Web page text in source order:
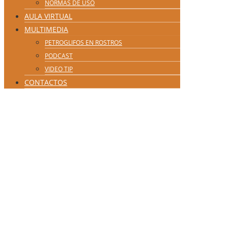
NORMAS DE USO
AULA VIRTUAL
MULTIMEDIA
PETROGLIFOS EN ROSTROS
PODCAST
VIDEO TIP
CONTACTOS